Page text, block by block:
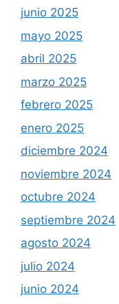
junio 2025
mayo 2025
abril 2025
marzo 2025
febrero 2025
enero 2025
diciembre 2024
noviembre 2024
octubre 2024
septiembre 2024
agosto 2024
julio 2024
junio 2024